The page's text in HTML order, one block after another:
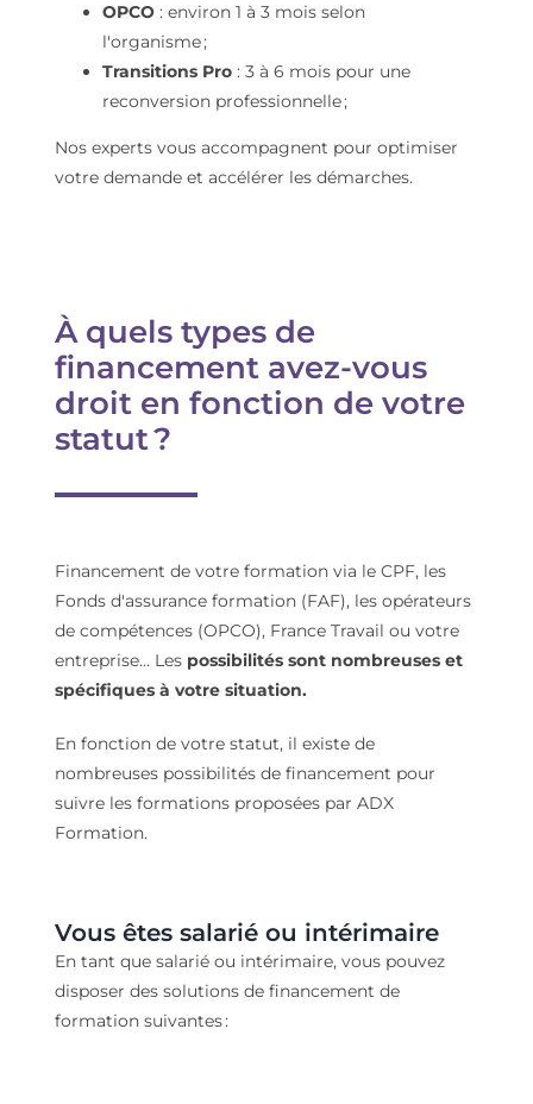
OPCO : environ 1 à 3 mois selon
l'organisme ;
Transitions Pro : 3 à 6 mois pour une
reconversion professionnelle ;
Nos experts vous accompagnent pour optimiser
votre demande et accélérer les démarches.
À quels types de
financement avez-vous
droit en fonction de votre
statut ?
Financement de votre formation via le CPF, les
Fonds d'assurance formation (FAF), les opérateurs
de compétences (OPCO), France Travail ou votre
entreprise… Les possibilités sont nombreuses et
spécifiques à votre situation.
En fonction de votre statut, il existe de
nombreuses possibilités de financement pour
suivre les formations proposées par ADX
Formation.
Vous êtes salarié ou intérimaire
En tant que salarié ou intérimaire, vous pouvez
disposer des solutions de financementde
formationsuivantes: